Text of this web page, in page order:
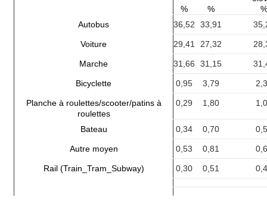
%
%
%
Autobus
36,52 33,91
Voiture 29,41 27,32
Marche 31,66 31,15
Bicyclette 0,95 3,79
Planche à roulettes/scooter/patins à
roulettes
0,29 1,80
Bateau 0,34 0,70
Autre moyen 0,53 0,81
Rail (Train_Tram_Subway) 0,30 0,51